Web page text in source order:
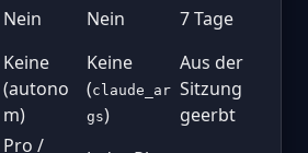
Nein Nein 7 Tage
Keine
(autono
m)
Keine
(claude_ar
gs)
Aus der
Sitzung
geerbt
Pro /